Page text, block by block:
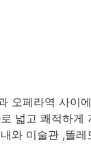
오페라역 사이
넓고 쾌적하게
와 미술관 ,똘